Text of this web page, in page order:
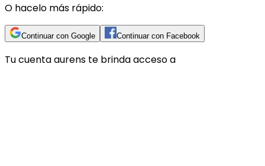
O hacelo más rápido:
Continuar con Google Continuar con Facebook
Tu cuentaaurens te brinda acceso a